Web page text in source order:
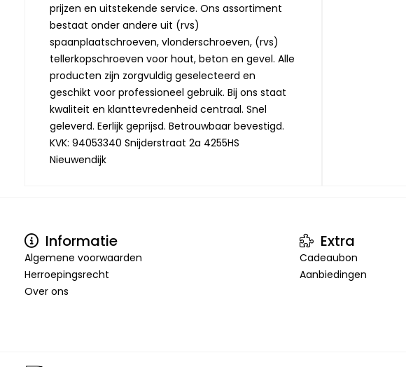
prijzen en uitstekende service. Ons assortiment
bestaat onder andere uit (rvs)
spaanplaatschroeven, vlonderschroeven, (rvs)
tellerkopschroeven voor hout, beton en gevel. Alle
producten zijn zorgvuldig geselecteerd en
geschikt voor professioneel gebruik. Bij ons staat
kwaliteit en klanttevredenheid centraal. Snel
geleverd. Eerlijk geprijsd. Betrouwbaar bevestigd.
KVK: 94053340 Snijderstraat 2a 4255HS
Nieuwendijk
Informatie
Algemene voorwaarden
Herroepingsrecht
Over ons
Extra
Cadeaubon
Aanbiedingen